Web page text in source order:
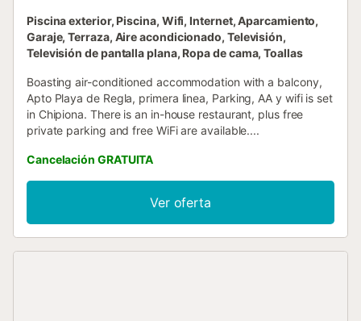
Piscina exterior, Piscina, Wifi, Internet, Aparcamiento,
Garaje, Terraza, Aire acondicionado, Televisión,
Televisión de pantalla plana, Ropa de cama, Toallas
Boasting air-conditioned accommodation with a balcony,
Apto Playa de Regla, primera linea, Parking, AA y wifi is set
in Chipiona. There is an in-house restaurant, plus free
private parking and free WiFi are available....
Cancelación GRATUITA
Ver oferta